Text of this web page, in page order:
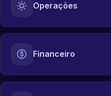
Operações
Financeiro